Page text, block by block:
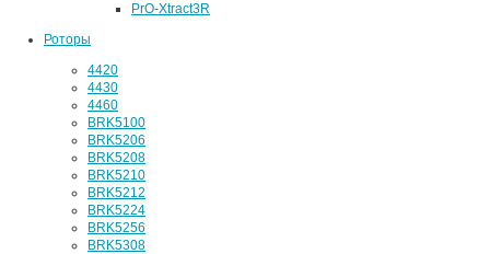
PrO-Xtract3R
Роторы
4420
4430
4460
BRK5100
BRK5206
BRK5208
BRK5210
BRK5212
BRK5224
BRK5256
BRK5308